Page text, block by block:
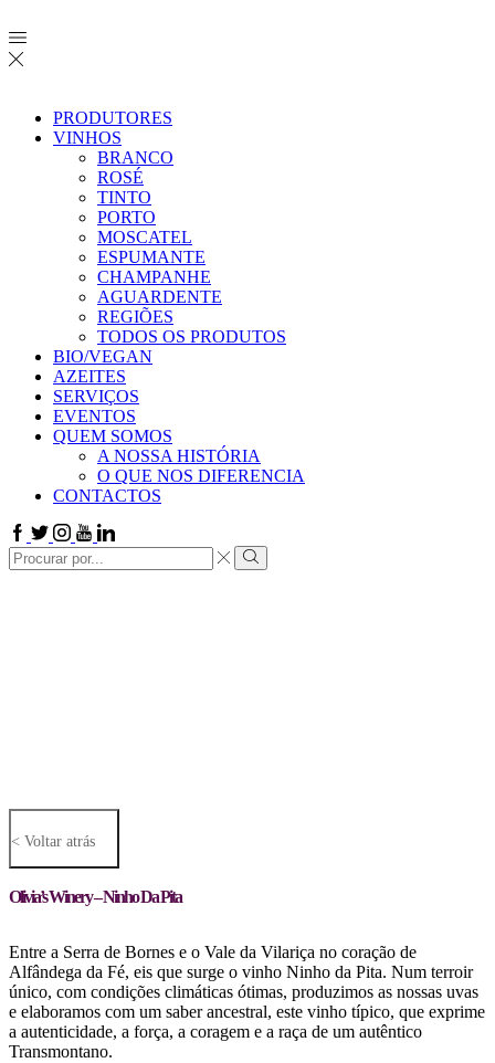
PRODUTORES
VINHOS
BRANCO
ROSÉ
TINTO
PORTO
MOSCATEL
ESPUMANTE
CHAMPANHE
AGUARDENTE
REGIÕES
TODOS OS PRODUTOS
BIO/VEGAN
AZEITES
SERVIÇOS
EVENTOS
QUEM SOMOS
A NOSSA HISTÓRIA
O QUE NOS DIFERENCIA
CONTACTOS
Facebook
TwitterInstagram
Youtube
Linkedin
Search
input
Search
< Voltar atrás
Olivia’s Winery – Ninho Da Pita
Entre a Serra de Bornes e o Vale da Vilariça no coração de
Alfândega da Fé, eis que surge o vinho Ninho da Pita. Num terroir
único, com condições climáticas ótimas, produzimos as nossas uvas
e elaboramos com um saber ancestral, este vinho típico, que exprime
a autenticidade, a força, a coragem e a raça de um autêntico
Transmontano.